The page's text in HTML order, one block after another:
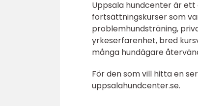
Uppsala hundcenter är
fortsättningskurser som
problemhundsträning,
yrkeserfarenhet, bred
många hundägare
För den som vill hitta en
uppsalahundcenter.se.